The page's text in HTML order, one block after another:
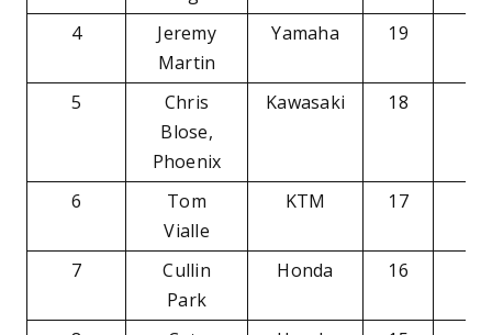
4
Jeremy
Martin
Yamaha 19
5
Chris
Blose,
Phoenix
Kawasaki 18
6
Tom
Vialle
KTM 17
7
Cullin
Park
Honda 16